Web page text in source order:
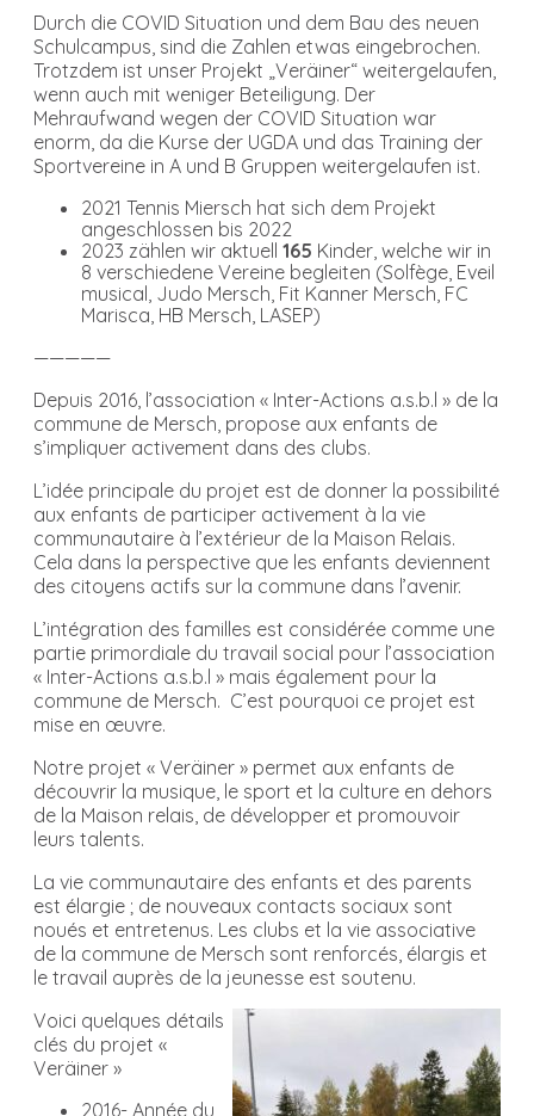
Durch die COVID Situation und dem Bau des neuen
Schulcampus, sind die Zahlen etwas eingebrochen.
Trotzdem ist unser Projekt „Veräiner“ weitergelaufen,
wenn auch mit weniger Beteiligung. Der
Mehraufwand wegen der COVID Situation war
enorm, da die Kurse der UGDA und das Training der
Sportvereine in A und B Gruppen weitergelaufen ist.
2021 Tennis Miersch hat sich dem Projekt
angeschlossen bis 2022
2023 zählen wir aktuell 165 Kinder, welche wir in
8 verschiedene Vereine begleiten (Solfège, Eveil
musical, Judo Mersch, Fit Kanner Mersch, FC
Marisca, HB Mersch, LASEP)
—————
Depuis 2016, l’association « Inter-Actions a.s.b.l » de la
commune de Mersch, propose aux enfants de
s’impliquer activement dans des clubs.
L’idée principale du projet est de donner la possibilité
aux enfants de participer activement à la vie
communautaire à l’extérieur de la Maison Relais.
Cela dans la perspective que les enfants deviennent
des citoyens actifs sur la commune dans l’avenir.
L’intégration des familles est considérée comme une
partie primordiale du travail social pour l’association
« Inter-Actions a.s.b.l » mais également pour la
commune de Mersch. C’est pourquoi ce projet est
mise en œuvre.
Notre projet « Veräiner » permet aux enfants de
découvrir la musique, le sport et la culture en dehors
de la Maison relais, de développer et promouvoir
leurs talents.
La vie communautaire des enfants et des parents
est élargie ; de nouveaux contacts sociaux sont
noués et entretenus. Les clubs et la vie associative
de la commune de Mersch sont renforcés, élargis et
le travail auprès de la jeunesse est soutenu.
Voici quelques détails
clés du projet «
Veräiner »
2016- Année du